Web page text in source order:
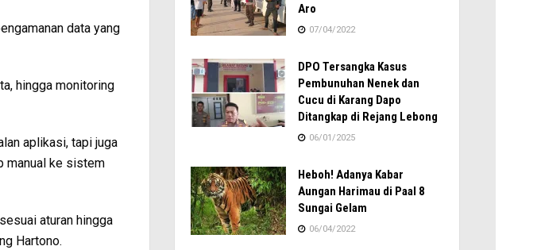
data yang
hingga monitoring
aplikasi, tapi juga
manual ke sistem
aturan hingga
Hartono.
Aro
07/04/2022
DPO Tersangka Kasus
Pembunuhan Nenek dan
Cucu di Karang Dapo
Ditangkap di Rejang Lebong
06/01/2025
Heboh! Adanya Kabar
Aungan Harimau di Paal 8
Sungai Gelam
06/04/2022